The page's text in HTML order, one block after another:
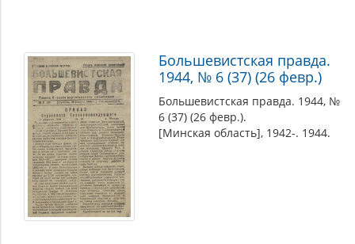
Большевистская правда.
1944, № 6 (37) (26 февр.)
Большевистская правда. 1944, №
6 (37) (26 февр.).
[Минская область], 1942-. 1944.